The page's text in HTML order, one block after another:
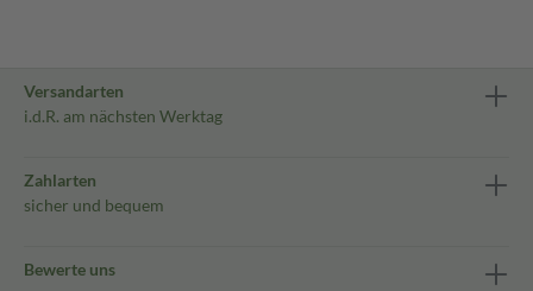
Versandarten
i.d.R. am nächsten Werktag
Zahlarten
sicher und bequem
Bewerte uns